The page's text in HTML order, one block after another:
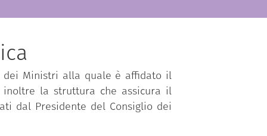
dei Ministri alla quale è affidato il
inoltre la struttura che assicura il
dal Presidente del Consiglio dei